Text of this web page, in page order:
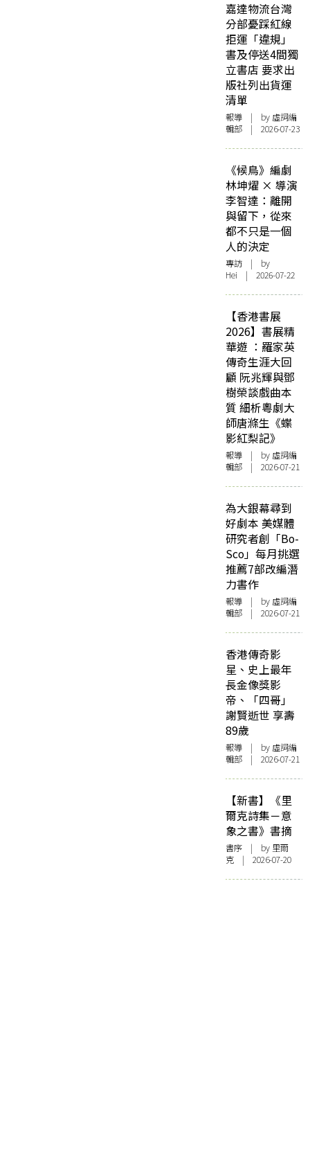
嘉達物流台灣
分部憂踩紅線
拒運「違規」
書及停送4間獨
立書店 要求出
版社列出貨運
清單
報導 | by 虛詞編
輯部 | 2026-07-23
《候鳥》編劇
林坤燿 × 導演
李智達：離開
與留下，從來
都不只是一個
人的決定
專訪 | by
Hei | 2026-07-22
【香港書展
2026】書展精
華遊 ：羅家英
傳奇生涯大回
顧 阮兆輝與鄧
樹榮談戲曲本
質 細析粵劇大
師唐滌生《蝶
影紅梨記》
報導 | by 虛詞編
輯部 | 2026-07-21
為大銀幕尋到
好劇本 美媒體
研究者創「Bo-
Sco」每月挑選
推薦7部改編潛
力書作
報導 | by 虛詞編
輯部 | 2026-07-21
香港傳奇影
星、史上最年
長金像獎影
帝、「四哥」
謝賢逝世 享壽
89歲
報導 | by 虛詞編
輯部 | 2026-07-21
【新書】《里
爾克詩集－意
象之書》書摘
書序 | by 里爾
克 | 2026-07-20